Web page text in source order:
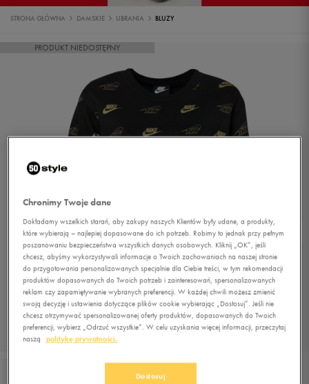
STRONA GŁÓWNA DAMSKIE UBRANIA BLUZY
PRODUKT NIEDOSTĘPNY
Chronimy Twoje dane
Dokładamy wszelkich starań, aby zakupy naszych Klientów były udane, a produkty,
które wybierają – najlepiej dopasowane do ich potrzeb. Robimy to jednak przy pełnym
poszanowaniu bezpieczeństwa wszystkich danych osobowych. Kliknij „OK”, jeśli
chcesz, abyśmy wykorzystywali informacje o Twoich zachowaniach na naszej stronie
do przygotowania personalizowanych specjalnie dla Ciebie treści, w tym rekomendacji
produktów dopasowanych do Twoich potrzeb i zainteresowań, spersonalizowanych
reklam czy zapamiętywanie wybranych preferencji. W każdej chwili możesz zmienić
swoją decyzję i ustawienia dotyczące plików cookie wybierając „Dostosuj”. Jeśli nie
chcesz otrzymywać spersonalizowanej oferty produktów, dopasowanych do Twoich
preferencji, wybierz „Odrzuć wszystkie”. W celu uzyskania więcej informacji, przeczytaj
naszą
politykę prywatności.
Dostosuj